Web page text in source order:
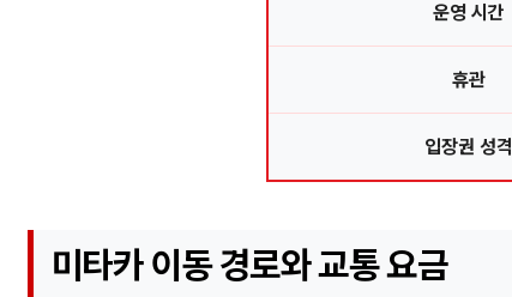
운영 시간
휴관
입장권 성격
미타카 이동 경로와 교통 요금